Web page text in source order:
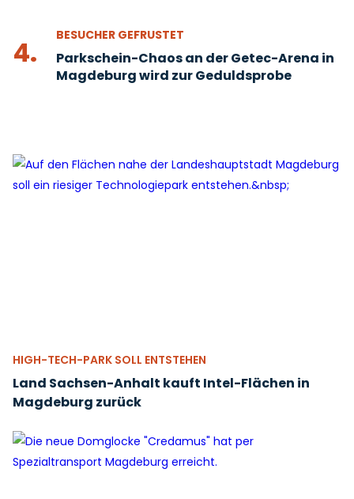
4. BESUCHER GEFRUSTET
Parkschein-Chaos an der Getec-Arena in
Magdeburg wird zur Geduldsprobe
HIGH-TECH-PARK SOLL ENTSTEHEN
Land Sachsen-Anhalt kauft Intel-Flächen in
Magdeburg zurück